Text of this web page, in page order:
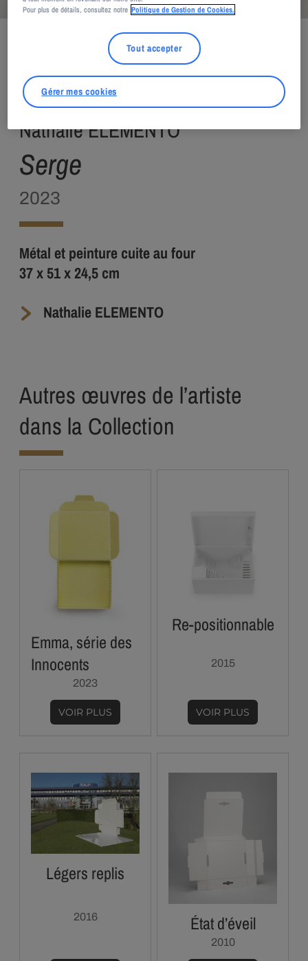
Nathalie ELEMENTO
Serge
2023
Métal et peinture cuite au four
37 x 51 x 24,5 cm
Nathalie ELEMENTO
Autres œuvres de l’artiste
dans la Collection
Emma, série des
Innocents
2023
VOIR PLUS
Re-positionnable
2015
VOIR PLUS
Légers replis
2016 État d’éveil
2010
Pour plus de détails, consultez notre Politique de Gestion de Cookies.
Tout accepter
Gérer mes cookies